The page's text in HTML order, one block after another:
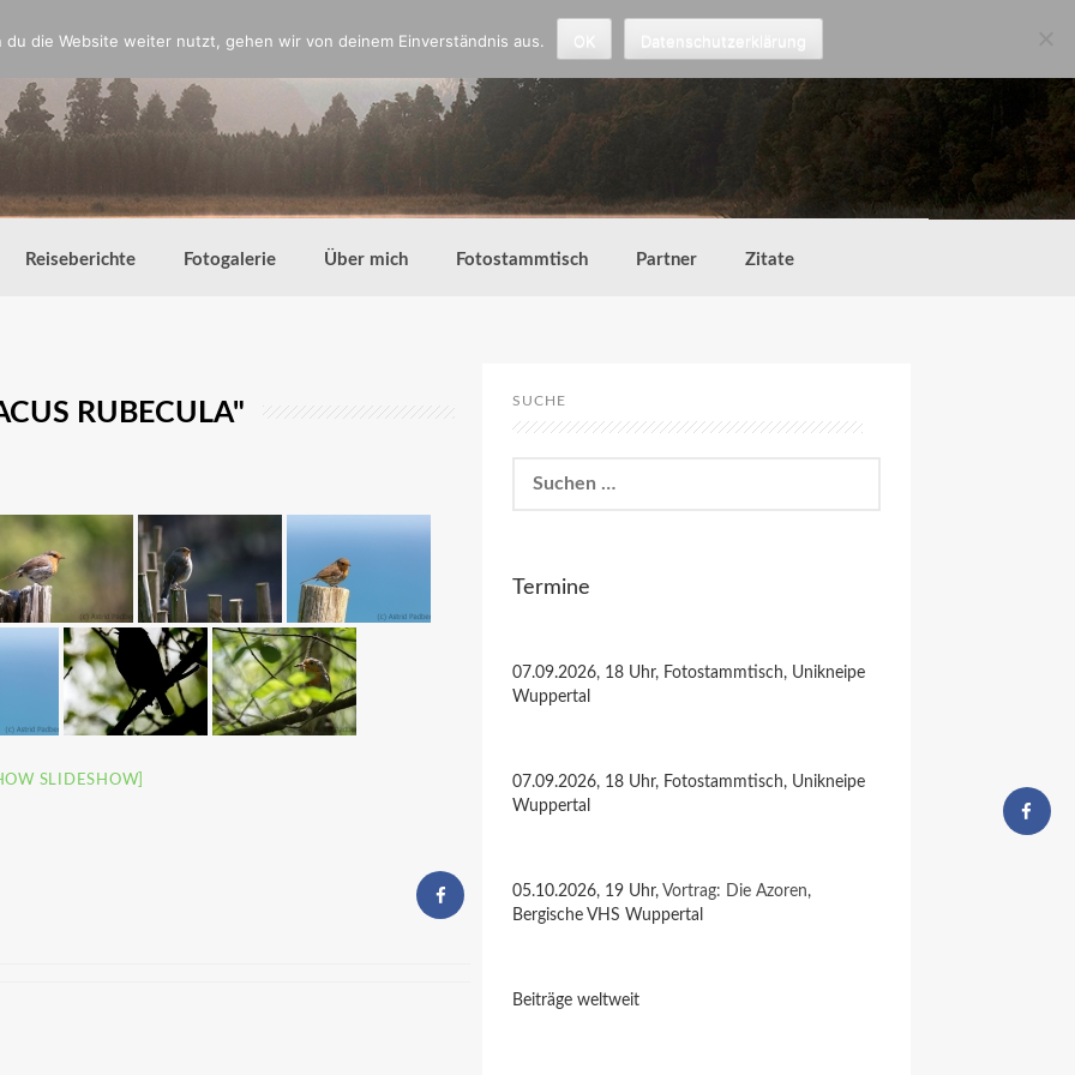
Reiseberichte Fotogalerie Über mich Fotostammtisch Partner Zitate
RUBECULA"
SLIDESHOW]
SUCHE
nach:
Termine
07.09.2026, 18 Uhr, Fotostammtisch, Unikneipe
Wuppertal
07.09.2026, 18 Uhr, Fotostammtisch, Unikneipe
Wuppertal
05.10.2026, 19 Uhr, Vortrag: Die Azoren,
Bergische VHS Wuppertal
Beiträge weltweit
die Website weiter nutzt, gehen wir von deinem Einverständnis aus.